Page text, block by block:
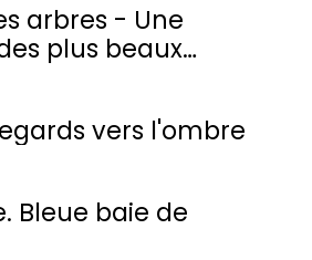
arbres - Une
plus beaux
vers l'ombre
Bleue baie de